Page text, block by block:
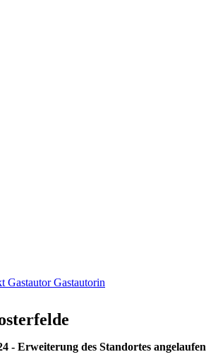
Gastautor Gastautorin
- Erweiterung des Standortes angelaufen